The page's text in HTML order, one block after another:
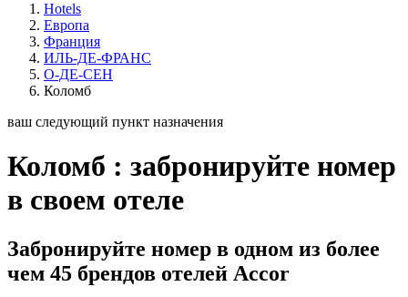
Hotels
Европа
Франция
ИЛЬ-ДЕ-ФРАНС
О-ДЕ-СЕН
Коломб
ваш следующий пункт назначения
Коломб : забронируйте номер
в своем отеле
Забронируйте номер в одном из более
чем 45 брендов отелей Accor